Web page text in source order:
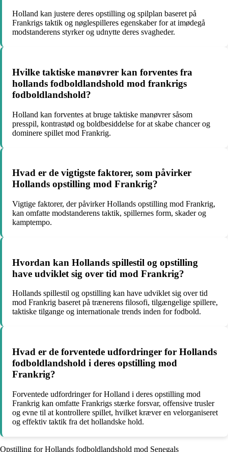
Holland kan justere deres opstilling og spilplan baseret på
Frankrigs taktik og nøglespilleres egenskaber for at imødegå
modstanderens styrker og udnytte deres svagheder.
Hvilke taktiske manøvrer kan forventes fra
hollands fodboldlandshold mod frankrigs
fodboldlandshold?
Holland kan forventes at bruge taktiske manøvrer såsom
presspil, kontrastød og boldbesiddelse for at skabe chancer og
dominere spillet mod Frankrig.
Hvad er de vigtigste faktorer, som påvirker
Hollands opstilling mod Frankrig?
Vigtige faktorer, der påvirker Hollands opstilling mod Frankrig,
kan omfatte modstanderens taktik, spillernes form, skader og
kamptempo.
Hvordan kan Hollands spillestil og opstilling
have udviklet sig over tid mod Frankrig?
Hollands spillestil og opstilling kan have udviklet sig over tid
mod Frankrig baseret på trænerens filosofi, tilgængelige spillere,
taktiske tilgange og internationale trends inden for fodbold.
Hvad er de forventede udfordringer for Hollands
fodboldlandshold i deres opstilling mod
Frankrig?
Forventede udfordringer for Holland i deres opstilling mod
Frankrig kan omfatte Frankrigs stærke forsvar, offensive trusler
og evne til at kontrollere spillet, hvilket kræver en velorganiseret
og effektiv taktik fra det hollandske hold.
Opstilling for Hollands fodboldlandshold mod Senegals